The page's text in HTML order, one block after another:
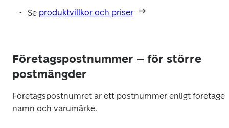
Se produktvillkor och priser
Företagspostnummer – för större
postmängder
Företagspostnumret är ett postnummer enligt
namn och varumärke.